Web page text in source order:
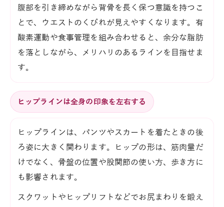
腹部を引き締めながら背骨を長く保つ意識を持つこ
とで、ウエストのくびれが見えやすくなります。有
酸素運動や食事管理を組み合わせると、余分な脂肪
を落としながら、メリハリのあるラインを目指せま
す。
ヒップラインは全身の印象を左右する
ヒップラインは、パンツやスカートを着たときの後
ろ姿に大きく関わります。ヒップの形は、筋肉量だ
けでなく、骨盤の位置や股関節の使い方、歩き方に
も影響されます。
スクワットやヒップリフトなどでお尻まわりを鍛え